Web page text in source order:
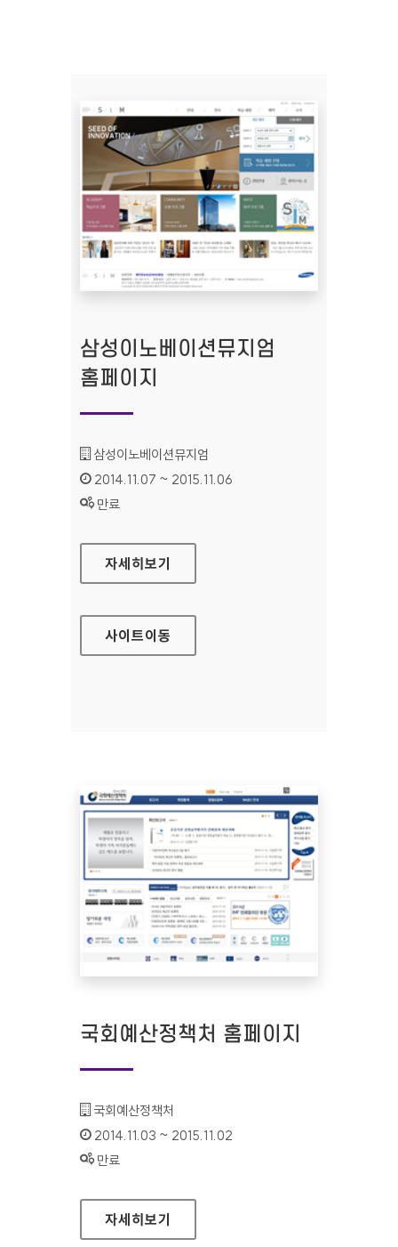
삼성이노베이션뮤지엄
홈페이지
기관명 :
삼성이노베이션뮤지엄
인증기간 :
2014.11.07 ~ 2015.11.06
상태 :
만료
삼성이노베이션뮤지엄 홈페이지
자세히보기
사이트이동
국회예산정책처 홈페이지
기관명 :
국회예산정책처
인증기간 :
2014.11.03 ~ 2015.11.02
상태 :
만료
국회예산정책처 홈페이지
자세히보기